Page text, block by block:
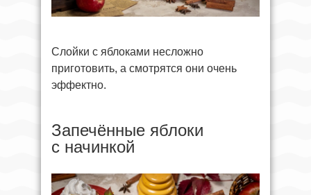
Слойки с яблоками несложно
приготовить, а смотрятся они очень
эффектно.
Запечённые яблоки
с начинкой